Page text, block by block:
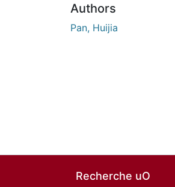
Authors
Pan, Huijia
Recherche uO